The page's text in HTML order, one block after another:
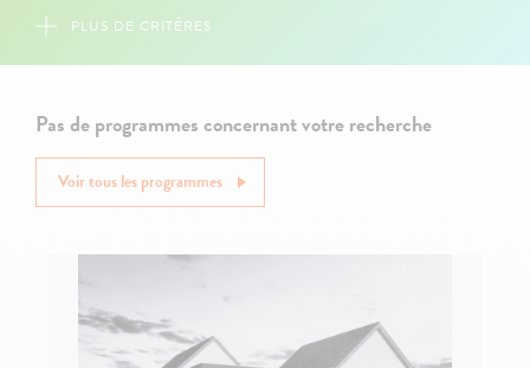
PLUS DE CRITÈRES
Pas de programmes concernant votre recherche
Voir tous les programmes